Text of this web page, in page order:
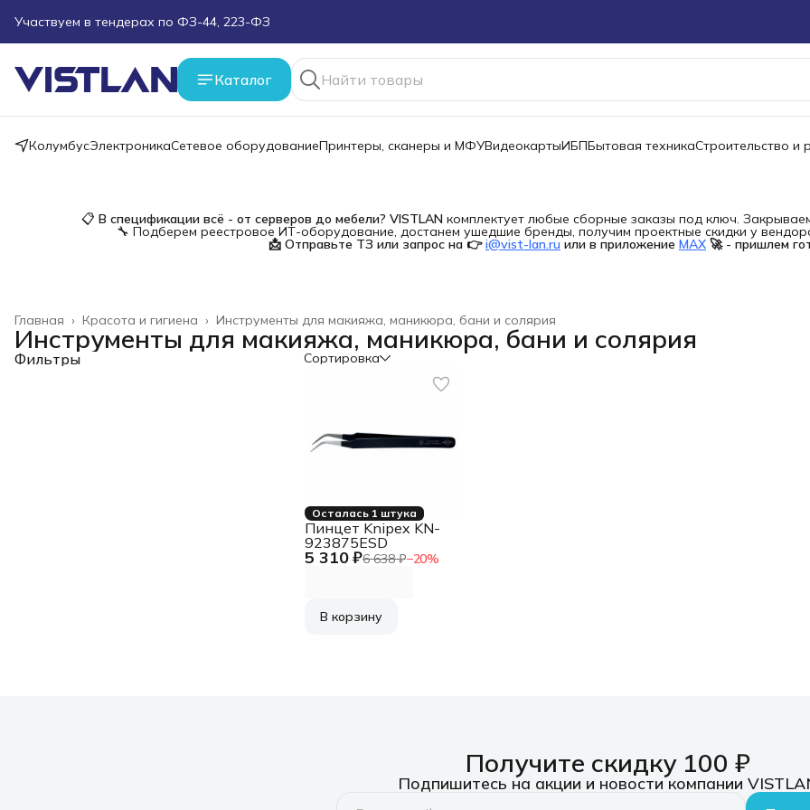
Участвуем в тендерах по ФЗ-44, 223-ФЗ
Поможем подобрать оборудование под ТЗ
Пришлите запрос на e-mail или в чат
Каталог
КолумбусЭлектроникаСетевое оборудованиеПринтеры, сканеры и МФУВидеокартыИБПБытовая техникаСтроительство и
📋В спецификации всё - от серверов до мебели? VISTLAN комплектует любые сборные заказы под ключ.
🔧 Подберем реестровое ИТ-оборудование, достанем ушедшие бренды, получим проектные скидки у
📩 Отправьте ТЗ или запрос на 👉 i@vist-lan.ru или в приложение MAX 🚀 - пришлем
Инструменты для макияжа, маникюра, бани и солярия
Красота и гигиена ›
Главная ›
Инструменты для макияжа, маникюра, бани и солярия
Фильтры Сортировка
Осталась 1 штука
5 310 ₽6 638 ₽−20%
Пинцет Knipex KN-
923875ESD
В корзину
Получите скидку 100 ₽
Подпишитесь на акции и новости компании